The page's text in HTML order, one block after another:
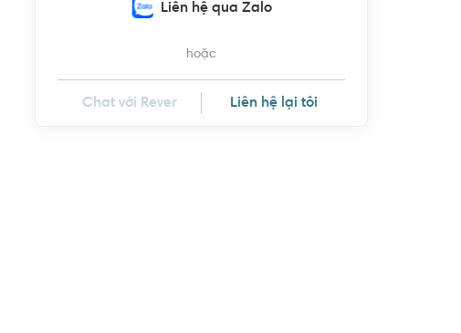
Liên hệ qua Zalo
hoặc
Chat với Rever Liên hệ lại tôi